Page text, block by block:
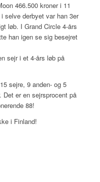
466.500 kroner i 11
selve derbyet var han 3er
løb. I Grand Circle 4-års
han igen se sig besejret
sejr i et 4-års løb på
sejre, 9 anden- og 5
Det er en sejrsprocent på
88!
i Finland!